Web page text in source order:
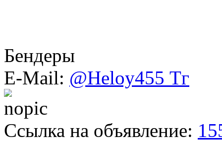
Бендеры
E-Mail: @Heloy455 Тг
Ссылка на объявление: